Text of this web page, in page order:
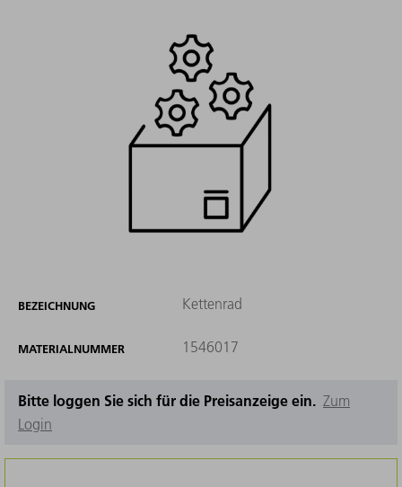
BEZEICHNUNG Kettenrad
MATERIALNUMMER 1546017
Bitte loggen Sie sich für die Preisanzeige ein. Zum
Login